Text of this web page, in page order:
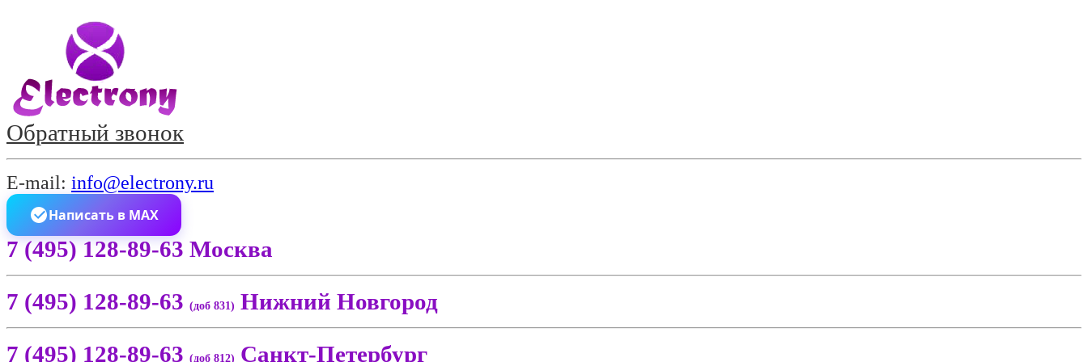
Обратный звонок
E-mail: info@electrony.ru
Написать в MAX
7 (495) 128-89-63 Москва
7 (495) 128-89-63 (доб 831) Нижний Новгород
7 (495) 128-89-63 (доб 812) Санкт-Петербург